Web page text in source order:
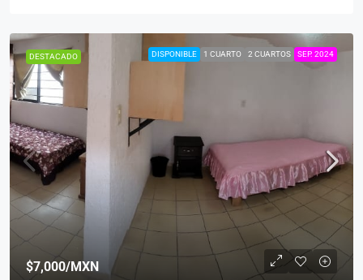
DESTACADO DISPONIBLE 1 CUARTO 2 CUARTOS SEP. 2024
$7,000/MXN